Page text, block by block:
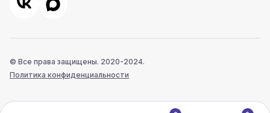
© Все права защищены. 2020-2024.
Политика конфиденциальности